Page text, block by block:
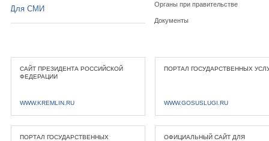
Органы при правительстве
Документы
Для СМИ
САЙТ ПРЕЗИДЕНТА РОССИЙСКОЙ
ФЕДЕРАЦИИ
WWW.KREMLIN.RU
ПОРТАЛ ГОСУДАРСТВЕННЫХ
WWW.GOSUSLUGI.RU
ПОРТАЛ ГОСУДАРСТВЕННЫХ
ОФИЦИАЛЬНЫЙ САЙТ ДЛЯ